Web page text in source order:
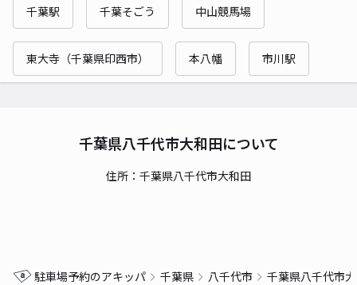
千葉駅 千葉そごう 中山競馬場
東大寺（千葉県印西市） 本八幡 市川駅
千葉県八千代市大和田について
住所：千葉県八千代市大和田
駐車場予約のアキッパ 千葉県 八千代市 千葉県八千代市